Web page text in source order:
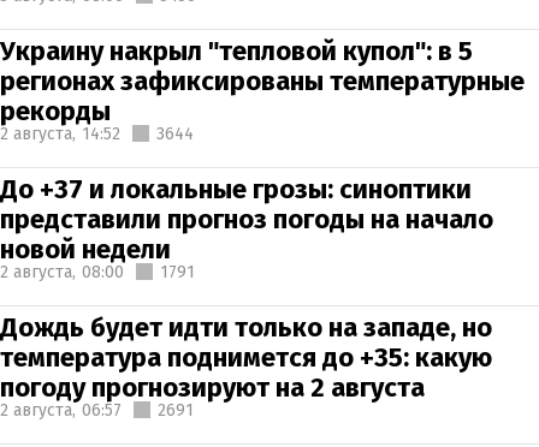
Украину накрыл "тепловой купол": в 5
регионах зафиксированы температурные
рекорды
2 августа, 14:52 3644
До +37 и локальные грозы: синоптики
представили прогноз погоды на начало
новой недели
2 августа, 08:00 1791
Дождь будет идти только на западе, но
температура поднимется до +35: какую
погоду прогнозируют на 2 августа
2 августа, 06:57 2691